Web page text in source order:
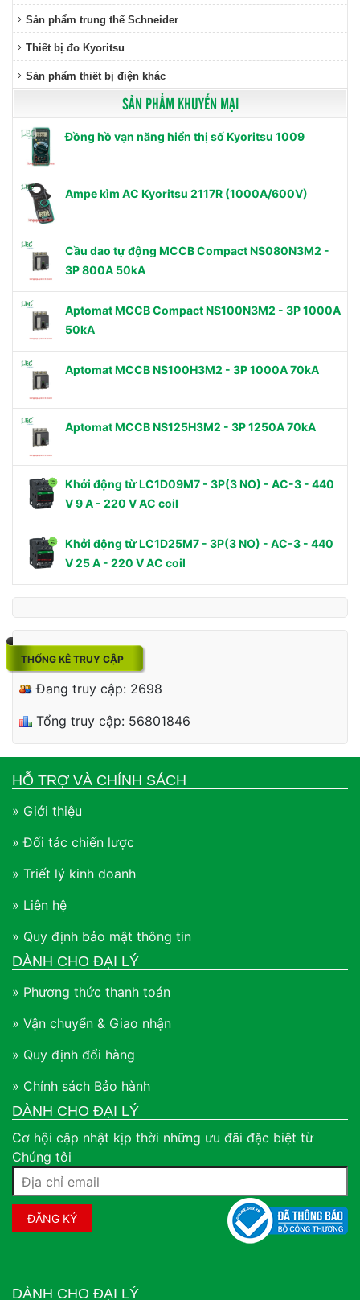
Sản phẩm trung thế Schneider
Thiết bị đo Kyoritsu
Sản phẩm thiết bị điện khác
SẢN PHẨM KHUYẾN MẠI
Đồng hồ vạn năng hiển thị số Kyoritsu 1009
Ampe kìm AC Kyoritsu 2117R (1000A/600V)
Cầu dao tự động MCCB Compact NS080N3M2 -
3P 800A 50kA
Aptomat MCCB Compact NS100N3M2 - 3P 1000A
50kA
Aptomat MCCB NS100H3M2 - 3P 1000A 70kA
Aptomat MCCB NS125H3M2 - 3P 1250A 70kA
Khởi động từ LC1D09M7 - 3P(3 NO) - AC-3 - 440
V 9 A - 220 V AC coil
Khởi động từ LC1D25M7 - 3P(3 NO) - AC-3 - 440
V 25 A - 220 V AC coil
THỐNG KÊ TRUY CẬP
Đang truy cập: 2698
Tổng truy cập: 56801846
HỖ TRỢ VÀ CHÍNH SÁCH
» Giới thiệu
» Đối tác chiến lược
» Triết lý kinh doanh
» Liên hệ
» Quy định bảo mật thông tin
DÀNH CHO ĐẠI LÝ
» Phương thức thanh toán
» Vận chuyển & Giao nhận
» Quy định đổi hàng
» Chính sách Bảo hành
DÀNH CHO ĐẠI LÝ
Cơ hội cập nhật kịp thời những ưu đãi đặc biệt từ
Chúng tôi
DÀNH CHO ĐẠI LÝ